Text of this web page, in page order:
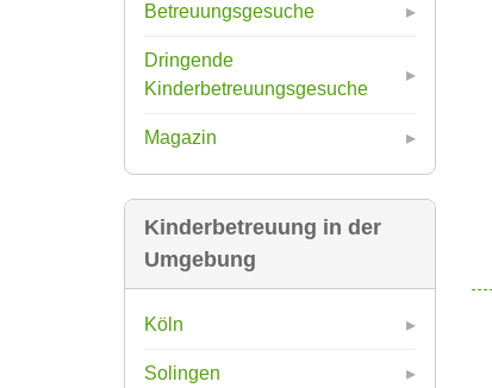
Betreuungsgesuche
Dringende
Kinderbetreuungsgesuche
Magazin
Kinderbetreuung in der
Umgebung
Köln
Solingen